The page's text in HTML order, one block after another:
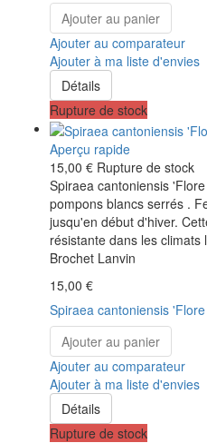
Ajouter au panier
Ajouter au comparateur
Ajouter à ma liste d'envies
Détails
Rupture de stock
Aperçu rapide
15,00 € Rupture de stock
Spiraea cantoniensis
pompons blancs serrés .
jusqu'en début d'hiver.
résistante dans les
Brochet Lanvin
15,00 €
Spiraea cantoniensis
Ajouter au panier
Ajouter au comparateur
Ajouter à ma liste d'envies
Détails
Rupture de stock